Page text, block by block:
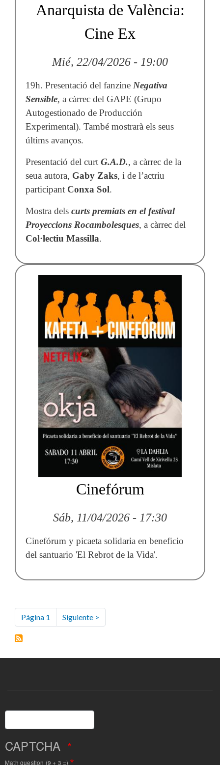
Anarquista de València:
Cine Ex
Mié, 22/04/2026 - 19:00
19h. Presentació del fanzine Negativa
Sensible, a càrrec del GAPE (Grupo
Autogestionado de Producción
Experimental). També mostrarà els seus
últims avanços.
Presentació del curt G.A.D., a càrrec de la
seua autora, Gaby Zaks, i de l’actriu
participant Conxa Sol.
Mostra dels curts premiats en el festival
Proyeccions Rocambolesques, a càrrec del
Col·lectiu Massilla.
Cinefórum
Sáb, 11/04/2026 - 17:30
Cinefórum y picaeta solidaria en beneficio
del santuario 'El Rebrot de la Vida'.
Paginación
Página 1
Siguiente
página
Siguiente >
Buscar
CAPTCHA
Math question (9 + 3 =)